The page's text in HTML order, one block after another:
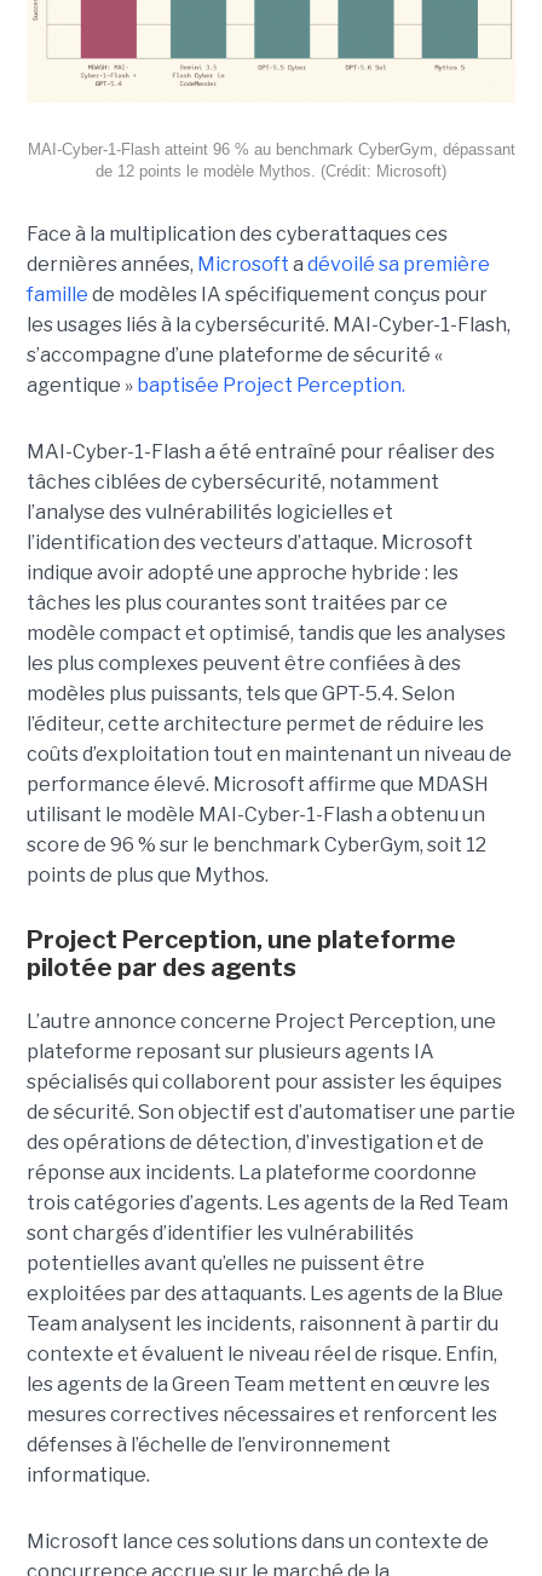
MAI-Cyber-1-Flash atteint 96 % au benchmark CyberGym, dépassant
de 12 points le modèle Mythos. (Crédit: Microsoft)
Face à la multiplication des cyberattaques ces
dernières années, Microsoft a dévoilé sa première
famille de modèles IA spécifiquement conçus pour
les usages liés à la cybersécurité. MAI-Cyber-1-Flash,
s’accompagne d’une plateforme de sécurité «
agentique » baptisée Project Perception.
MAI-Cyber-1-Flash a été entraîné pour réaliser des
tâches ciblées de cybersécurité, notamment
l’analyse des vulnérabilités logicielles et
l’identification des vecteurs d’attaque. Microsoft
indique avoir adopté une approche hybride : les
tâches les plus courantes sont traitées par ce
modèle compact et optimisé, tandis que les analyses
les plus complexes peuvent être confiées à des
modèles plus puissants, tels que GPT-5.4. Selon
l’éditeur, cette architecture permet de réduire les
coûts d’exploitation tout en maintenant un niveau de
performance élevé. Microsoft affirme que MDASH
utilisant le modèle MAI-Cyber-1-Flash a obtenu un
score de 96 % sur le benchmark CyberGym, soit 12
points de plus que Mythos.
Project Perception, une plateforme
pilotée par des agents
L’autre annonce concerne Project Perception, une
plateforme reposant sur plusieurs agents IA
spécialisés qui collaborent pour assister les équipes
de sécurité. Son objectif est d’automatiser une partie
des opérations de détection, d’investigation et de
réponse aux incidents. La plateforme coordonne
trois catégories d’agents. Les agents de la Red Team
sont chargés d’identifier les vulnérabilités
potentielles avant qu’elles ne puissent être
exploitées par des attaquants. Les agents de la Blue
Team analysent les incidents, raisonnent à partir du
contexte et évaluent le niveau réel de risque. Enfin,
les agents de la Green Team mettent en œuvre les
mesures correctives nécessaires et renforcent les
défenses à l’échelle de l’environnement
informatique.
Microsoft lance ces solutions dans un contexte de